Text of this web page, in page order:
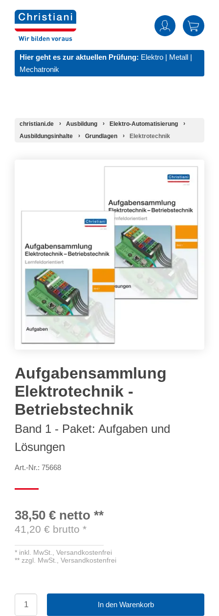
Hier geht es zur aktuellen Prüfung: Elektro | Metall |
Mechatronik
christiani.de Ausbildung
Elektro-Automatisierung
Ausbildungsinhalte
Grundlagen Elektrotechnik
Aufgabensammlung
Elektrotechnik -
Betriebstechnik
Band 1 - Paket: Aufgaben und
Lösungen
Art.-Nr.: 75668
38,50 € netto **
41,20 € brutto *
* inkl. MwSt., Versandkostenfrei
** zzgl. MwSt., Versandkostenfrei
In den Warenkorb